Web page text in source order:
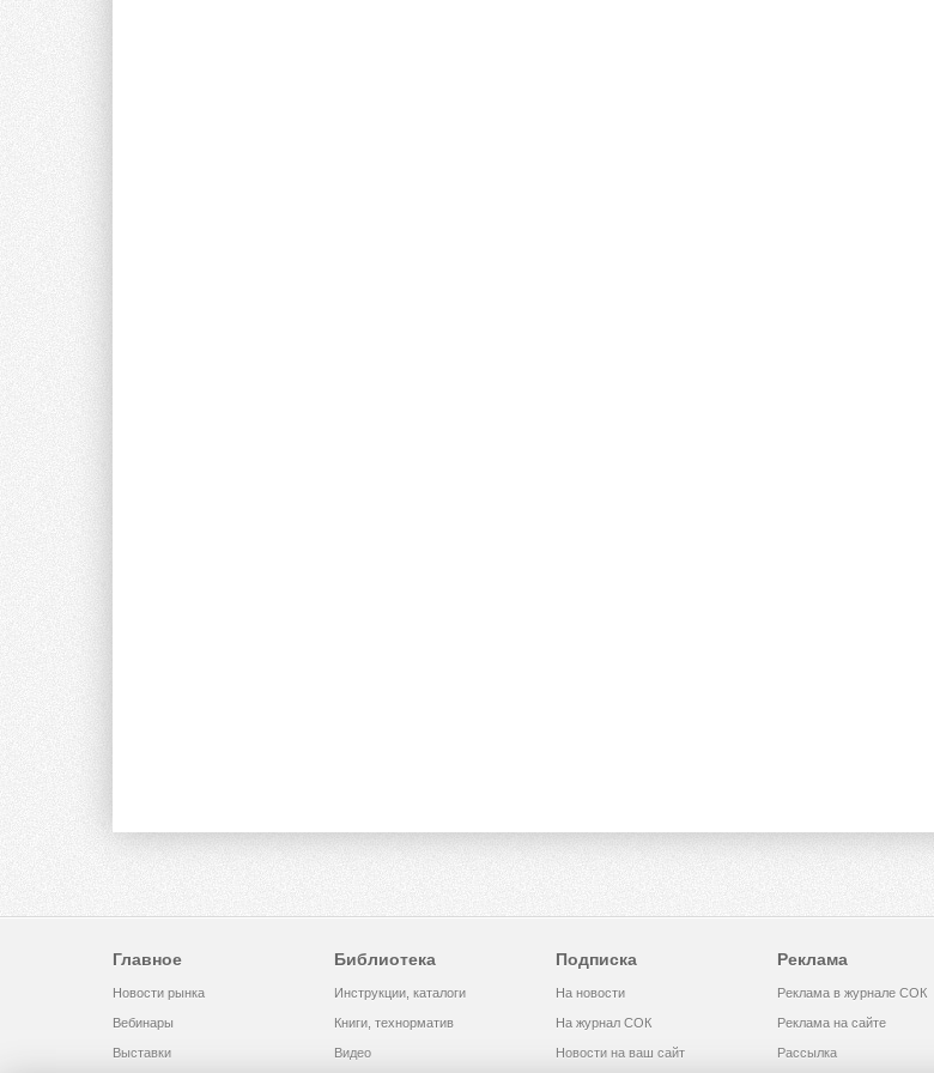
Главное
Новости рынка
Вебинары
Выставки
Библиотека
Инструкции, каталоги
Книги, технорматив
Видео
Подписка
На новости
На журнал СОК
Новости на ваш сайт
Реклама
Реклама в журнале СОК
Реклама на сайте
Рассылка